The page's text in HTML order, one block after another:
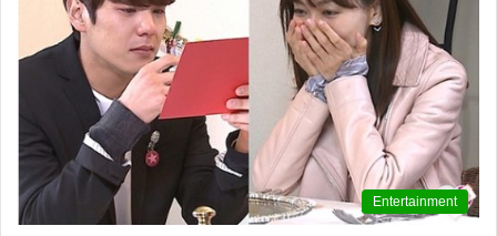
Entertainment